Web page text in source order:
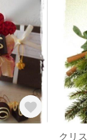
クリ